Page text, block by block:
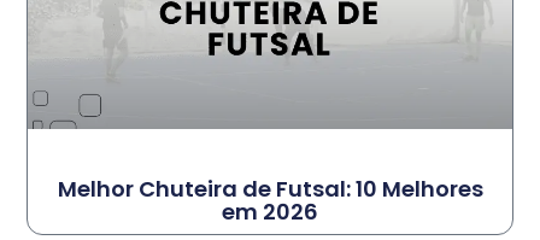
Melhor Chuteira de Futsal: 10 Melhores
em 2026